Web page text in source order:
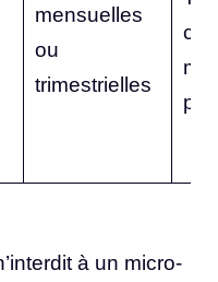
mensuelles
ou
trimestrielles
à un micro-